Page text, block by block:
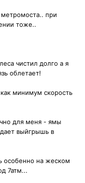
метромоста.. при
тоже..
чистил долго а я
облетает!
минимум скорость
для меня - ямы
выйгрышь в
особенно на жеском
7атм...